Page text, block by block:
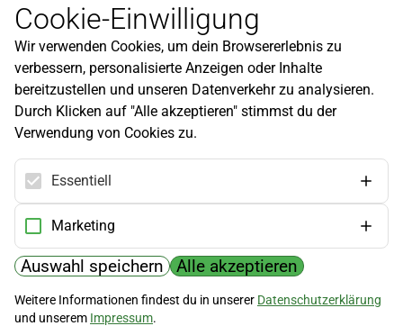
Newsletter
Infos zu neuen Produkten, Gartentipps und mehr findest du in
unserem Newsletter!
Jetzt anmelden
Hilfe
Kundenservice
Widerrufsbelehrung
Zahlungsmöglichkeiten
Cookie-Einwilligung
Wir verwenden Cookies, um dein Browsererlebnis zu
verbessern, personalisierte Anzeigen oder Inhalte
bereitzustellen und unseren Datenverkehr zu analysieren.
Durch Klicken auf "Alle akzeptieren" stimmst du der
Verwendung von Cookies zu.
Essentiell
Marketing
Auswahl speichern Alle akzeptieren
Weitere Informationen findest du in unserer Datenschutzerklärung
und unserem Impressum.